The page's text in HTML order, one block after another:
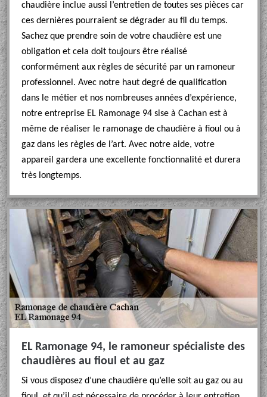
chaudière inclue aussi l’entretien de toutes ses pièces car
ces dernières pourraient se dégrader au fil du temps.
Sachez que prendre soin de votre chaudière est une
obligation et cela doit toujours être réalisé
conformément aux règles de sécurité par un ramoneur
professionnel. Avec notre haut degré de qualification
dans le métier et nos nombreuses années d’expérience,
notre entreprise EL Ramonage 94 sise à Cachan est à
même de réaliser le ramonage de chaudière à fioul ou à
gaz dans les règles de l’art. Avec notre aide, votre
appareil gardera une excellente fonctionnalité et durera
très longtemps.
EL Ramonage 94, le ramoneur spécialiste des
chaudières au fioul et au gaz
Si vous disposez d’une chaudière qu’elle soit au gaz ou au